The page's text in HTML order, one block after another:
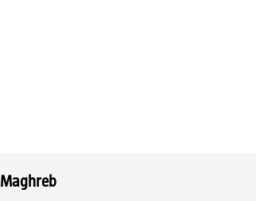
Maghreb